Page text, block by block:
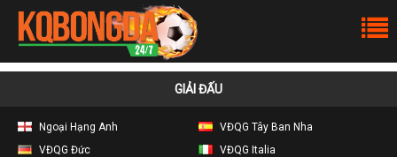
GIẢI ĐẤU
Ngoại Hạng Anh
VĐQG Tây Ban Nha
VĐQG Đức
VĐQG Italia